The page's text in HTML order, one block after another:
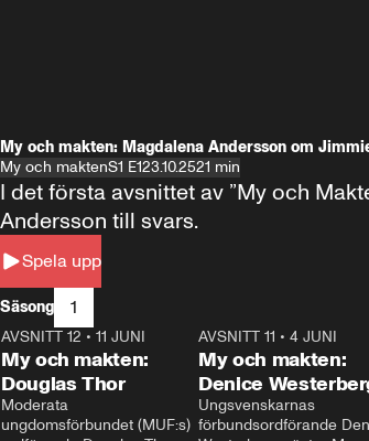
My och makten: Magdalena Andersson om
My och maktenS1 E123.10.2521 min
Spela upp
I det första avsnittet av ”My och
Andersson till svars.
Säsong 1
26:27
AVSNITT 12 • 11 JUNI
My och makten:
Douglas Thor
Moderata
ungdomsförbundet (MUF:s)
AVSNITT 11 •4 JUNI
My och makten:
Denice
Ungsvenskarnas
förbundsordförande